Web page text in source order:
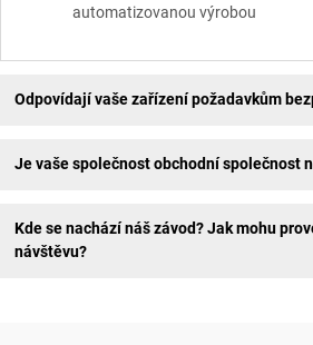
automatizovanou výrobou
Odpovídají vaše zařízení požadavkům
Je vaše společnost obchodní společnost
Kde se nachází náš závod? Jak mohu
návštěvu?